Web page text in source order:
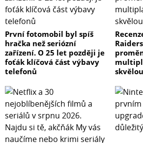
První fotomobil byl spíš
hračka než seriózní
zařízení. O 25 let později je
foťák klíčová část výbavy
telefonů